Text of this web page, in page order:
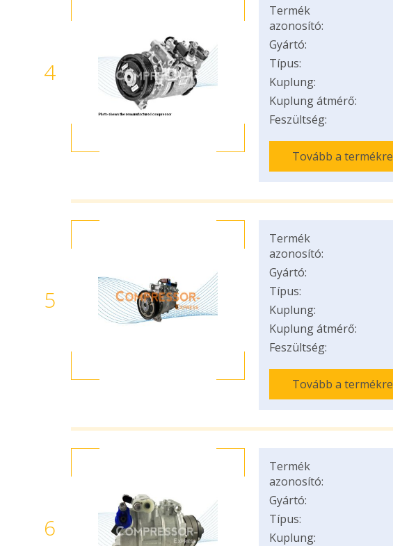
4
Termék
azonosító:
Gyártó:
Típus:
Kuplung:
Kuplung átmérő:
Feszültség:
Tovább a termékre
5
Termék
azonosító:
Gyártó:
Típus:
Kuplung:
Kuplung átmérő:
Feszültség:
Tovább a termékre
6
Termék
azonosító:
Gyártó:
Típus:
Kuplung: